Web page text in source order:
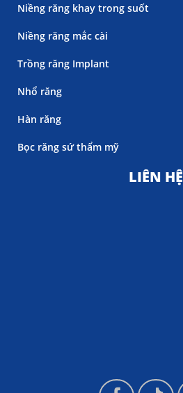
Niềng răng khay trong suốt
Niềng răng mắc cài
Trồng răng Implant
Nhổ răng
Hàn răng
Bọc răng sứ thẩm mỹ
LIÊN HỆ